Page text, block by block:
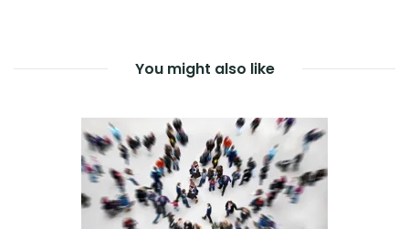
You might also like